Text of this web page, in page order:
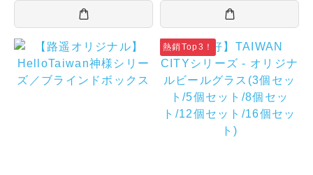
塩味唐揚げ／小籠包／キ
ャンディー山査子／臭豆
腐）
熱銷Top3！